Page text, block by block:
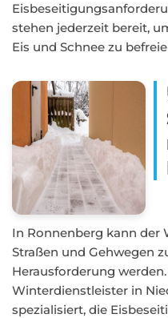
stehen jederzeit bereit,
Eis und Schnee zu
In Ronnenberg kann der
Straßen und Gehwegen
Herausforderung
Winterdienstleister in
spezialisiert, die